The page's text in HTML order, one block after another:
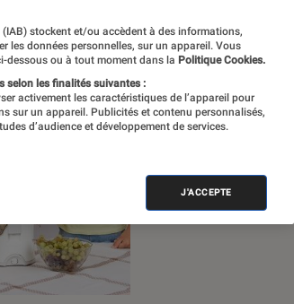
stockent et/ou accèdent à des informations,
les données personnelles, sur un appareil. Vous
dessous ou à tout moment dans la Politique Cookies.
selon les finalités suivantes :
activement les caractéristiques de l’appareil pour
sur un appareil. Publicités et contenu personnalisés,
d’audience et développement de services.
J'ACCEPTE